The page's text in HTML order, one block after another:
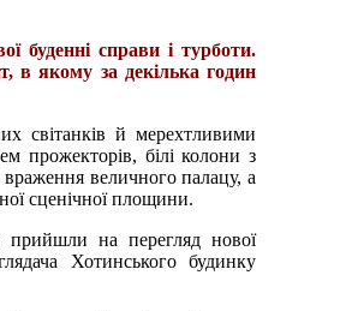
буденні справи і турботи.
в якому за декілька годин
світанків й мерехтливими
прожекторів, білі колони з
величного палацу, а
сценічної площини.
прийшли на перегляд нової
Хотинського будинку